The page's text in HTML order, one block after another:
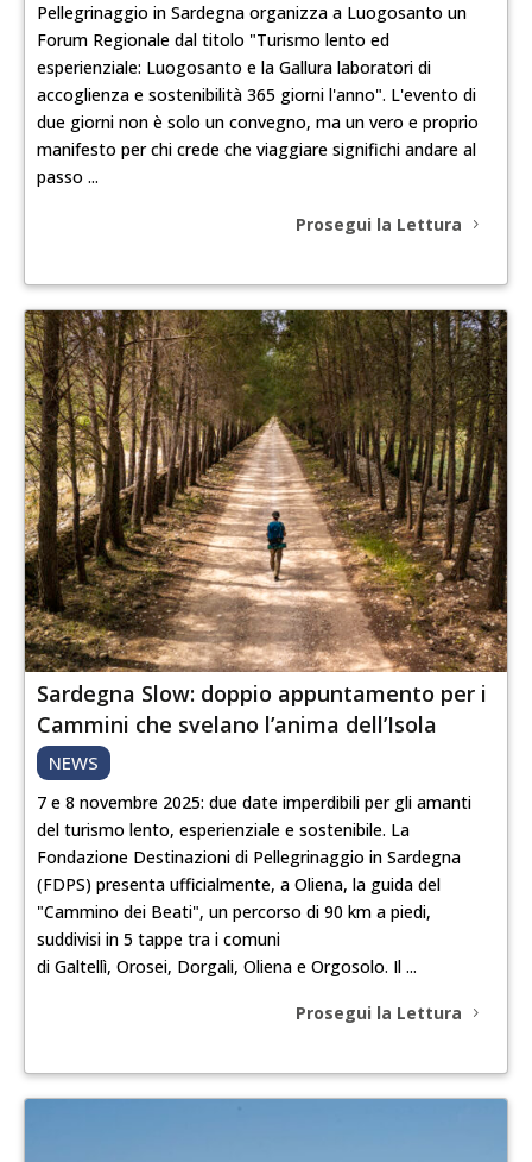
Pellegrinaggio in Sardegna organizza a Luogosanto un
Forum Regionale dal titolo "Turismo lento ed
esperienziale: Luogosanto e la Gallura laboratori di
accoglienza e sostenibilità 365 giorni l'anno". L'evento di
due giorni non è solo un convegno, ma un vero e proprio
manifesto per chi crede che viaggiare significhi andare al
passo ...
Prosegui la Lettura
Sardegna Slow: doppio appuntamento per i
Cammini che svelano l’anima dell’Isola
NEWS
7 e 8 novembre 2025: due date imperdibili per gli amanti
del turismo lento, esperienziale e sostenibile. La
Fondazione Destinazioni di Pellegrinaggio in Sardegna
(FDPS) presenta ufficialmente, a Oliena, la guida del
"Cammino dei Beati", un percorso di 90 km a piedi,
suddivisi in 5 tappe tra i comuni
di Galtellì, Orosei, Dorgali, Oliena e Orgosolo. Il ...
Prosegui la Lettura